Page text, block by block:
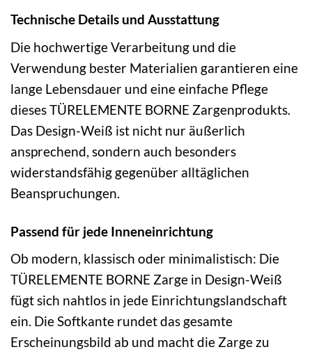
Technische Details und Ausstattung
Die hochwertige Verarbeitung und die
Verwendung bester Materialien garantieren eine
lange Lebensdauer und eine einfache Pflege
dieses TÜRELEMENTE BORNE Zargenprodukts.
Das Design-Weiß ist nicht nur äußerlich
ansprechend, sondern auch besonders
widerstandsfähig gegenüber alltäglichen
Beanspruchungen.
Passend für jede Inneneinrichtung
Ob modern, klassisch oder minimalistisch: Die
TÜRELEMENTE BORNE Zarge in Design-Weiß
fügt sich nahtlos in jede Einrichtungslandschaft
ein. Die Softkante rundet das gesamte
Erscheinungsbild ab und macht die Zarge zu